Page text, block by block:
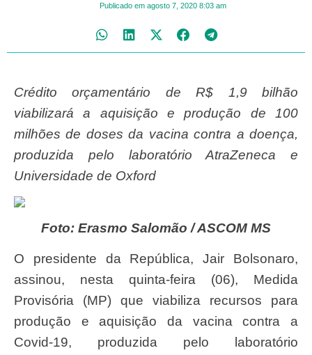
Publicado em agosto 7, 2020 8:03 am
Crédito orçamentário de R$ 1,9 bilhão
viabilizará a aquisição e produção de 100
milhões de doses da vacina contra a doença,
produzida pelo laboratório AtraZeneca e
Universidade de Oxford
Foto: Erasmo Salomão / ASCOM MS
O presidente da República, Jair Bolsonaro,
assinou, nesta quinta-feira (06), Medida
Provisória (MP) que viabiliza recursos para
produção e aquisição da vacina contra a
Covid-19, produzida pelo laboratório